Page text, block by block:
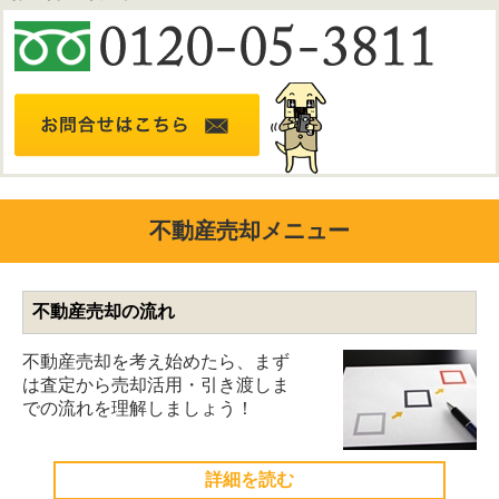
不動産売却メニュー
不動産売却の流れ
不動産売却を考え始めたら、まず
は査定から売却活用・引き渡しま
での流れを理解しましょう！
詳細を読む